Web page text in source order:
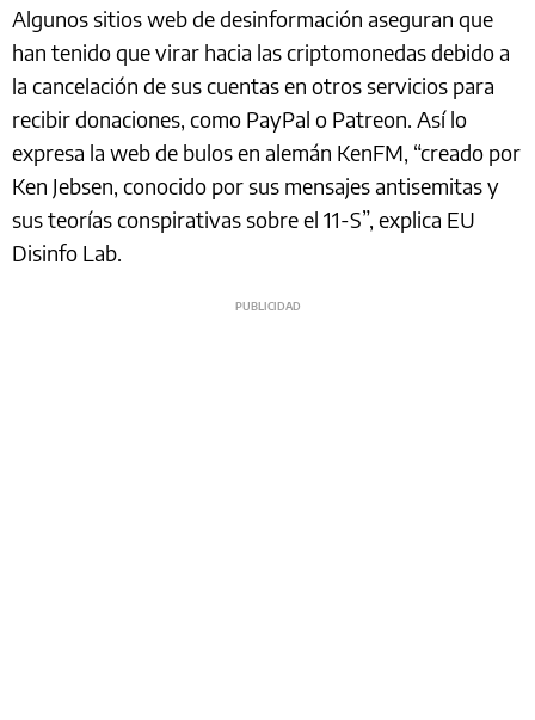
Algunos sitios web de desinformación aseguran que
han tenido que virar hacia las criptomonedas debido a
la cancelación de sus cuentas en otros servicios para
recibir donaciones, como PayPal o Patreon. Así lo
expresa la web de bulos en alemán KenFM, “creado por
Ken Jebsen, conocido por sus mensajes antisemitas y
sus teorías conspirativas sobre el 11-S”, explica EU
Disinfo Lab.